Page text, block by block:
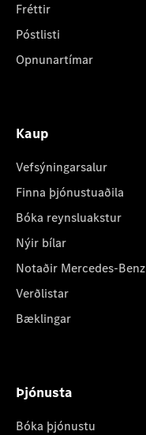
Fréttir
Póstlisti
Opnunartímar
Kaup
Vefsýningarsalur
Finna þjónustuaðila
Bóka reynsluakstur
Nýir bílar
Notaðir Mercedes-Benz
Verðlistar
Bæklingar
Þjónusta
Bóka þjónustu